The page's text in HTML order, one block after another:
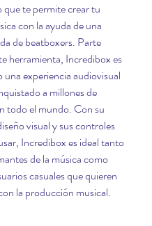
te permite crear tu
con la ayuda de una
de beatboxers. Parte
herramienta, Incredibox es
una experiencia audiovisual
a millones de
todo el mundo. Con su
visual y sus controles
Incredibox es ideal tanto
de la música como
casuales que quieren
la producción musical.